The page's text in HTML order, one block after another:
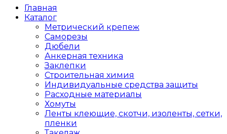
Главная
Каталог
Метрический крепеж
Саморезы
Дюбели
Анкерная техника
Заклепки
Строительная химия
Индивидуальные средства защиты
Расходные материалы
Хомуты
Ленты клеющие, скотчи, изоленты, сетки,
пленки